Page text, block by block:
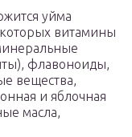
уйма
витамины
флавоноиды,
вещества,
и яблочная
масла,